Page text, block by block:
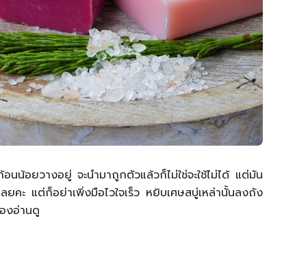
ไร
น้อยวางอยู่ จะนำมาถูกตัวแล้วก็ไม่ใช่จะใช้ไม่ได้ แต่มัน
คะ แต่ก็อย่าเพิ่งมือไวใจเร็ว หยิบเศษสบู่เหล่านั้นลงถัง
งอ่านดู